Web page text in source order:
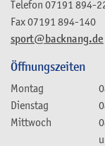
sport@backnang.de
Telefon 07191 894-
Fax07191 894-140
Öffnungszeiten
Montag
Dienstag
Mittwoch